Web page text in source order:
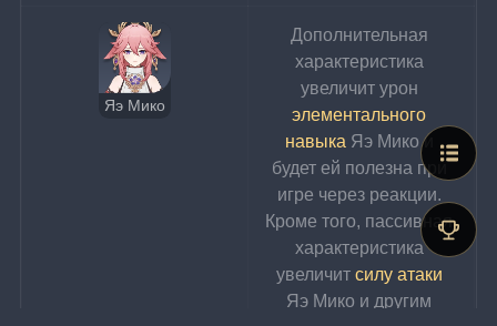
Яэ Мико
Дополнительная
характеристика
увеличит урон
элементального
навыка Яэ Мико и
будет ей полезна при
игре через реакции.
Кроме того, пассивная
характеристика
увеличит силу атаки
Яэ Мико и другим